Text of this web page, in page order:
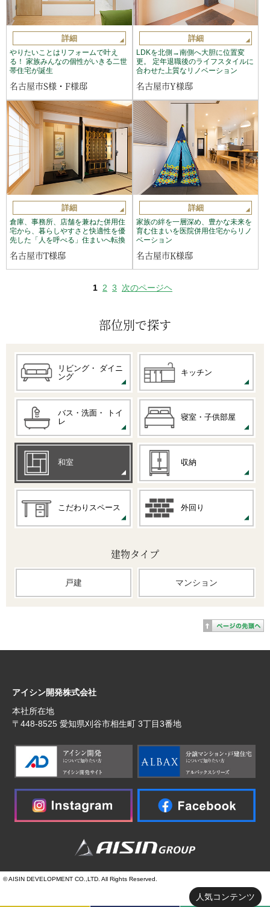
人気コンテンツ
部位別で探す
リビング・
ダイニ
ング
キッチン
バス・洗面・
トイ
レ
寝室・子供部屋
和室 収納
こだわりスペース 外回り
建物タイプ
戸建 マンション
詳細
やりたいことはリフォームで叶え
る！ 家族みんなの個性がいきる二世
帯住宅が誕生
名古屋市S様・F様邸
詳細
LDKを北側→南側へ大胆に位置変
更。 定年退職後のライフスタイルに
合わせた上質なリノベーション
名古屋市Y様邸
詳細
倉庫、事務所、店舗を兼ねた併用住
宅から、暮らしやすさと快適性を優
先した「人を呼べる」住まいへ転換
名古屋市T様邸
詳細
家族の絆を一層深め、豊かな未来を
育む住まいを医院併用住宅からリノ
ベーション
名古屋市K様邸
1 2 3 次のページヘ
アイシン開発株式会社
本社所在地
〒448‐8525 愛知県刈谷市相生町 3丁目3番地
© AISIN DEVELOPMENT CO.,LTD. All Rights Reserved.